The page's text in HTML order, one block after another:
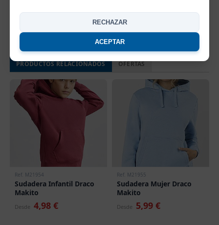
RECHAZAR
ACEPTAR
PRODUCTOS RELACIONADOS OFERTAS
Ref. M21954
Sudadera Infantil Draco
Makito
Desde 4,98 €
Ref. M21955
Sudadera Mujer Draco
Makito
Desde 5,99 €